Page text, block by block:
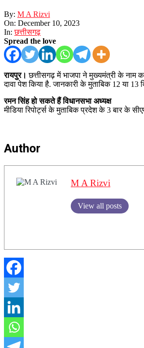
By: M A Rizvi
On: December 10, 2023
In: छत्तीसगढ़
Spread the love
रायपुर। छत्तीसगढ़ में भाजपा ने मुख्यमंत्री के नाम
दावा पेश किया है. जानकारी के मुताबिक 12 या
रमन सिंह हो सकते हैं विधानसभा अध्यक्ष
मीडिया रिपोर्ट्स के मुताबिक प्रदेश के 3 बार के
Author
M A Rizvi
View all posts